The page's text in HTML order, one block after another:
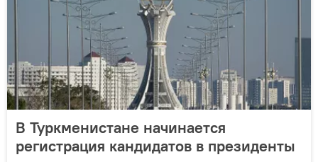
В Туркменистане начинается
регистрация кандидатов в президенты